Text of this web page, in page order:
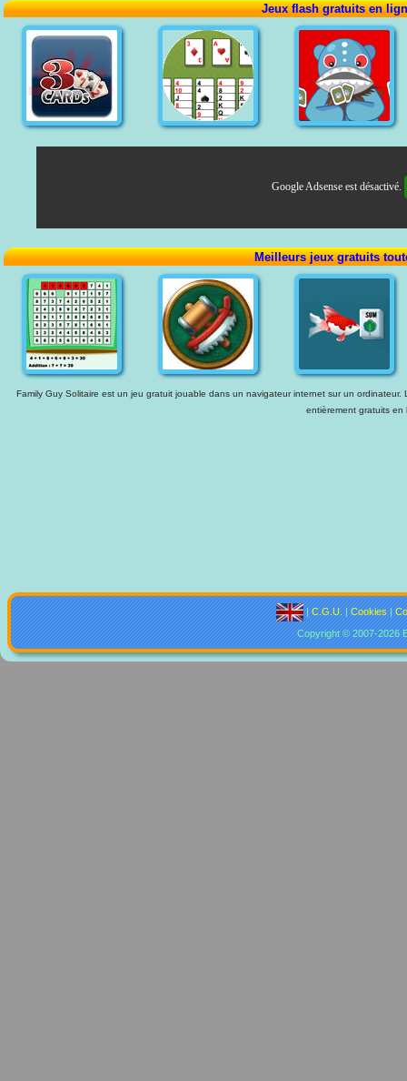
Jeux flash gratuits en
Google Adsense est désactivé.
Meilleurs jeux gratuits
Family Guy Solitaire est un jeu gratuit jouable dans un navigateur internet sur un
entièrement gratuits en
|C.G.U.|Cookies|
Copyright © 2007-2026